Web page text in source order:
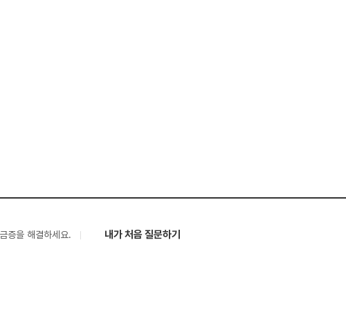
증을 해결하세요. 내가 처음 질문하기